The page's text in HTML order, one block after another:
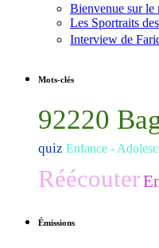
Bienvenue sur le
Les Sportraits
Interview de
Mots-clés
92220
quiz Enfance -
Réécouter
Émissions